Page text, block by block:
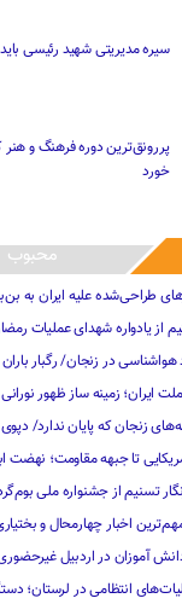
سیره مدیریتی شهید رئیسی
پررونق‌ترین دوره فرهنگ و
خورد
محبوب
طراحی‌شده علیه ایران به
از یادواره شهدای عملیات
در زنجان/ رگبار
ایران؛ زمینه ساز ظهور
که پایان ندار‌د/ دپوی 10 میلیون تنی آشغال!
تا جبهه مقاومت؛ نهضت
تسنیم از جشنواره ملی
اخبار چهارمحال و
آموزان در اردبیل
انتظامی در لرستان‌؛